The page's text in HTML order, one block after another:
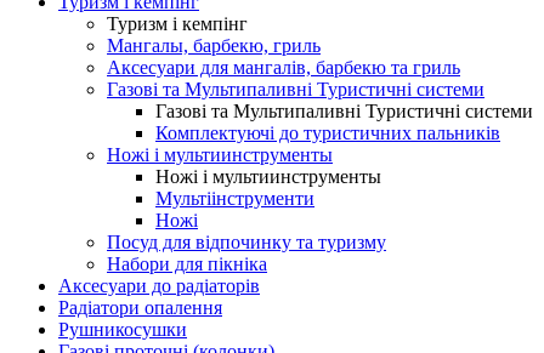
Туризм і кемпінг
Мангалы, барбекю, гриль
Аксесуари для мангалів, барбекю та гриль
Газові та Мультипаливні Туристичні системи
Газові та Мультипаливні Туристичні системи
Комплектуючі до туристичних пальників
Ножі і мультиинструменты
Ножі і мультиинструменты
Мультіінструменти
Ножі
Посуд для відпочинку та туризму
Набори для пікніка
Аксесуари до радіаторів
Радіатори опалення
Рушникосушки